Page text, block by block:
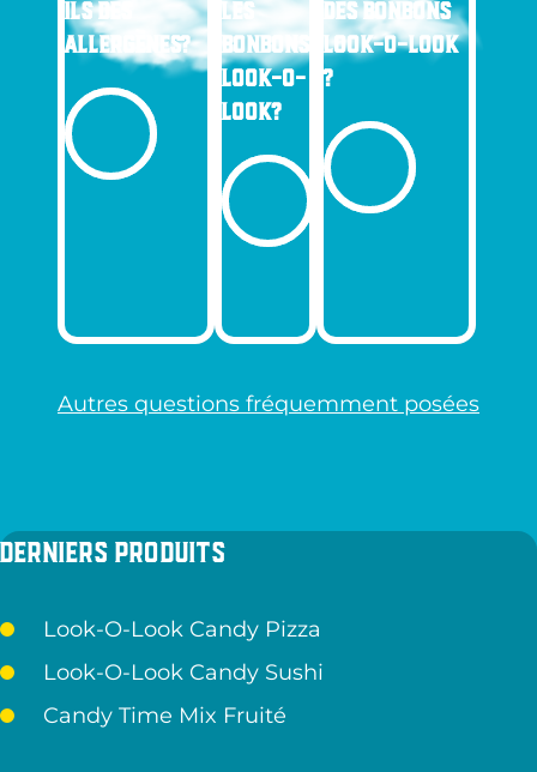
ILS DES
ALLERGÈNES?
LES
BONBONS
LOOK-O-
LOOK?
DES BONBONS
LOOK-O-LOOK
?
Autres questions fréquemment posées
Derniers produits
Look-O-Look Candy Pizza
Look-O-Look Candy Sushi
Candy Time Mix Fruité